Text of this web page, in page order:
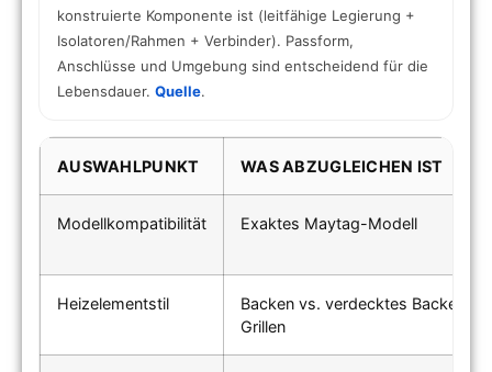
konstruierte Komponente ist (leitfähige Legierung +
Isolatoren/Rahmen + Verbinder). Passform,
Anschlüsse und Umgebung sind entscheidend für die
Lebensdauer. Quelle.
AUSWAHLPUNKT WAS ABZUGLEICHEN IST
Modellkompatibilität Exaktes Maytag-Modell
Heizelementstil
Backen vs. verdecktes Backen vs.
Grillen